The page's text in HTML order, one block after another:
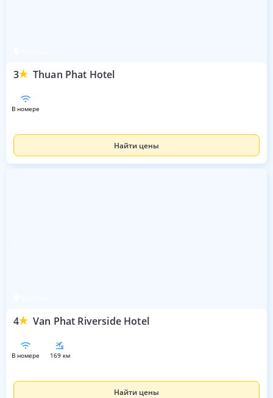
3 Thuan Phat Hotel
в номере
Найти цены
4 Van Phat Riverside Hotel
в номере 169 км
Найти цены